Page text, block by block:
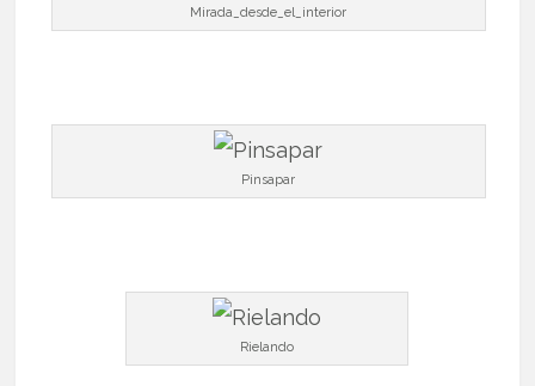
Mirada_desde_el_interior
Pinsapar
Rielando